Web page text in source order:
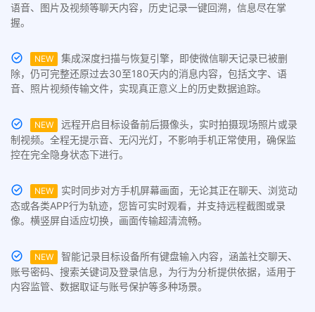
语音、图片及视频等聊天内容，历史记录一键回溯，信息尽在掌
握。
NEW
集成深度扫描与恢复引擎，即使微信聊天记录已被删
除，仍可完整还原过去30至180天内的消息内容，包括文字、语
音、照片视频传输文件，实现真正意义上的历史数据追踪。
NEW
远程开启目标设备前后摄像头，实时拍摄现场照片或录
制视频。全程无提示音、无闪光灯，不影响手机正常使用，确保监
控在完全隐身状态下进行。
NEW
实时同步对方手机屏幕画面，无论其正在聊天、浏览动
态或各类APP行为轨迹，您皆可实时观看，并支持远程截图或录
像。横竖屏自适应切换，画面传输超清流畅。
NEW
智能记录目标设备所有键盘输入内容，涵盖社交聊天、
账号密码、搜索关键词及登录信息，为行为分析提供依据，适用于
内容监管、数据取证与账号保护等多种场景。